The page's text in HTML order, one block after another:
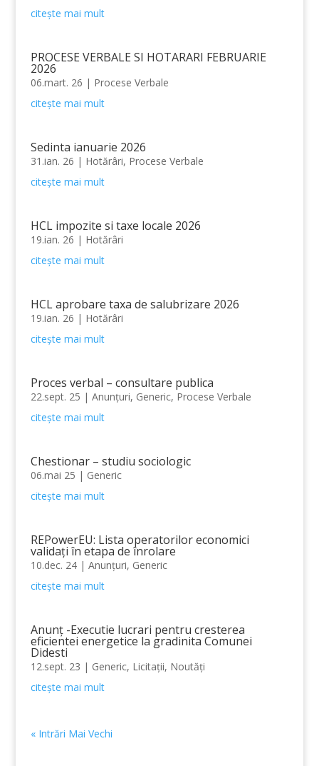
citește mai mult
PROCESE VERBALE SI HOTARARI FEBRUARIE
2026
06.mart. 26 | Procese Verbale
citește mai mult
Sedinta ianuarie 2026
31.ian. 26 | Hotărâri, Procese Verbale
citește mai mult
HCL impozite si taxe locale 2026
19.ian. 26 | Hotărâri
citește mai mult
HCL aprobare taxa de salubrizare 2026
19.ian. 26 | Hotărâri
citește mai mult
Proces verbal – consultare publica
22.sept. 25 | Anunțuri, Generic, Procese Verbale
citește mai mult
Chestionar – studiu sociologic
06.mai 25 | Generic
citește mai mult
REPowerEU: Lista operatorilor economici
validați în etapa de înrolare
10.dec. 24| Anunțuri, Generic
citește mai mult
Anunț -Executie lucrari pentru cresterea
eficientei energetice la gradinita Comunei
Didesti
12.sept. 23 | Generic, Licitații, Noutăți
citește mai mult
« Intrări Mai Vechi